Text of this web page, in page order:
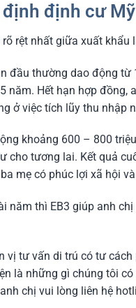
định cư
rệt nhất giữa xuất khẩu
đầu thường dao động từ
Hết hạn hợp đồng,
ở việc tích lũy thu nhập
khoảng 600 – 800
cho tương lai. Kết quả
mẹ có phúc lợi xã hội
năm thì EB3 giúp anh
vị tư vấn di trú có tư
là những gì chúng tôi
chị vui lòng liên hệ